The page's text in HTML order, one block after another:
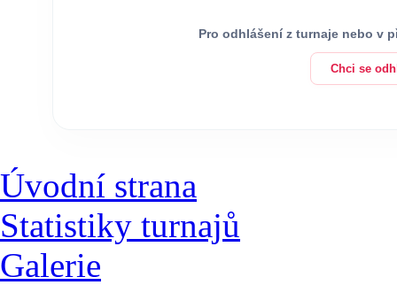
Pro odhlášení z turnaje nebo v
Chci se
Úvodní strana
Statistiky turnajů
Galerie